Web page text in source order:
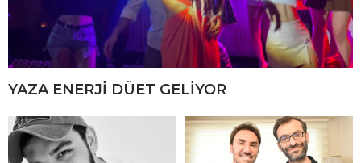
YAZA ENERJİ DÜET GELİYOR